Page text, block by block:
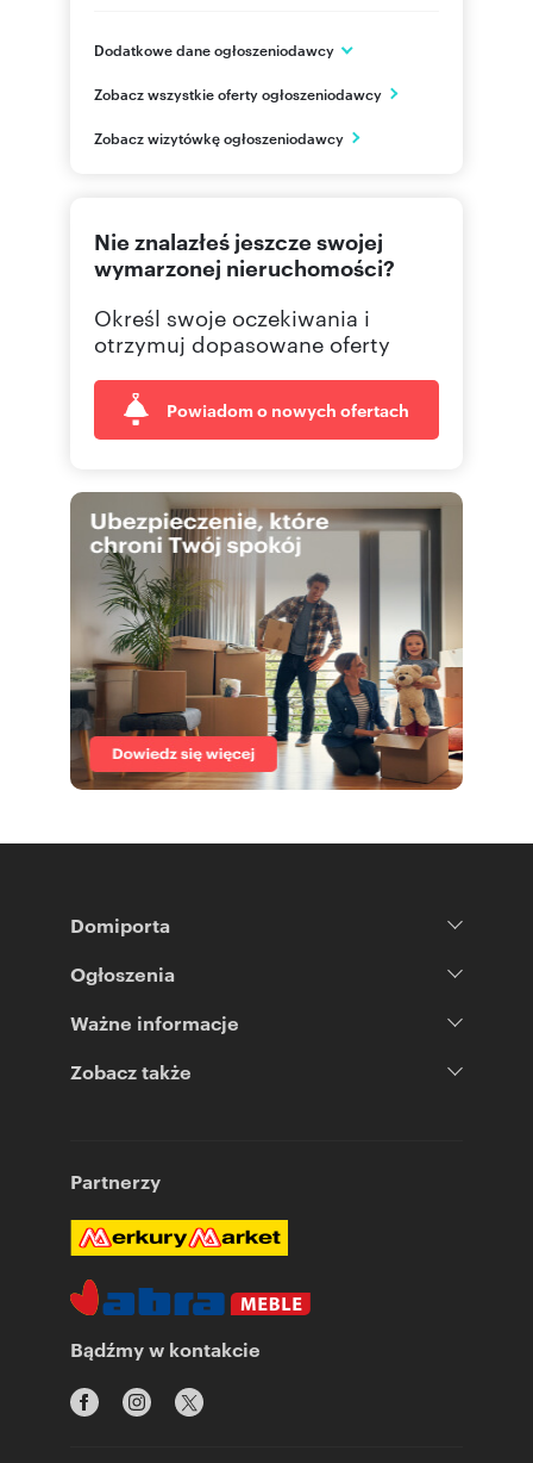
Dodatkowe dane ogłoszeniodawcy
Al. Rzeczypospolitej 1
mazowieckie
(22) 4 Pokaż fax
Zobacz wszystkie oferty ogłoszeniodawcy
Zobacz wizytówkę ogłoszeniodawcy
Nie znalazłeś jeszcze swojej
wymarzonej nieruchomości?
Określ swoje oczekiwania i
otrzymuj dopasowane oferty
Powiadom o nowych ofertach
Domiporta
Ogłoszenia
Ważne informacje
Zobacz także
Partnerzy
Bądźmy w kontakcie